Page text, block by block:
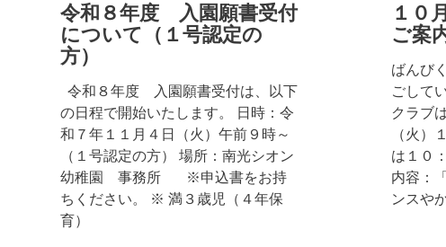
令和８年度 入園願書受付
について（１号認定の
方）
令和８年度 入園願書受付は、以下
の日程で開始いたします。 日時：令
和７年１１月４日（火）午前９時～
（１号認定の方） 場所：南光シオン
幼稚園 事務所 ※申込書をお持
ちください。 ※ 満３歳児（４年保
育）
１０
ご案
ばんび
ごして
クラブ
（火）
は１０
内容：
ンスや